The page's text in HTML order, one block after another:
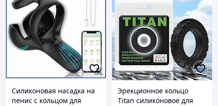
Силиконовая насадка на
пенис с кольцом для
Эрекционное кольцо
Titan силиконовое для